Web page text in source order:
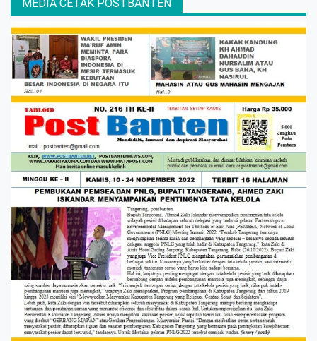
MEDIA CETAK POSTBANTEN